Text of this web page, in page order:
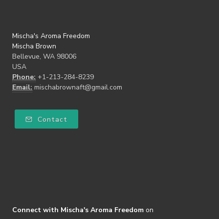
Mischa's Aroma Freedom
Mischa Brown
Bellevue, WA 98006
USA
Phone: +1-213-284-8239
Email: mischabrownaft@gmail.com
Contact
Connect with Mischa's Aroma Freedom on